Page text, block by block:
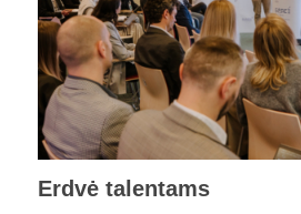
Erdvė talentams